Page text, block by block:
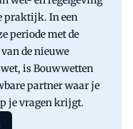
praktijk. In een
periode met de
de nieuwe
is Bouwwetten
partner waar je
je vragen krijgt.